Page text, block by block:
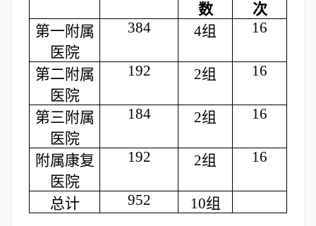
数
次
第一附属
医院
384 4组 16
第二附属
医院
192 2组 16
第三附属
医院
184 2组 16
附属康复
医院
192 2组 16
总计 952
10组